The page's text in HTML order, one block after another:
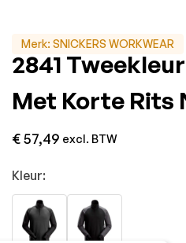
Merk: SNICKERS WORKWEAR
2841
Met Korte Rits
€57,49 excl. BTW
Kleur: